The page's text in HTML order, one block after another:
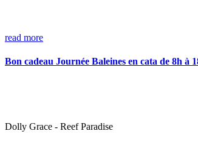
read more
Bon cadeau Journée Baleines en cata de 8h à
Dolly Grace - Reef Paradise